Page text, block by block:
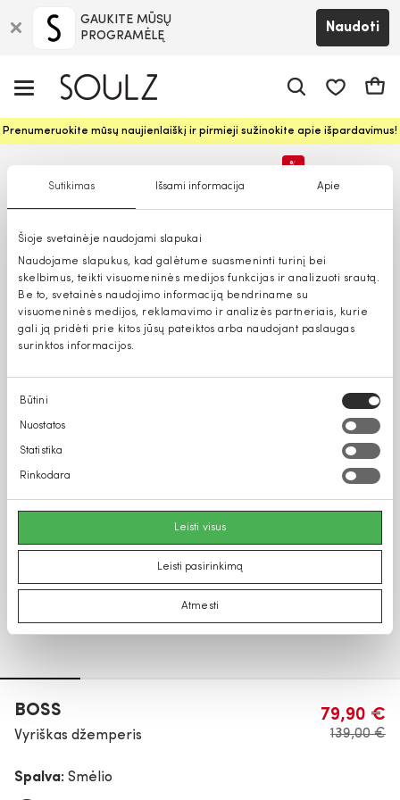
Sutikimas Išsami informacija Apie
Šioje svetainėje naudojami slapukai
Naudojame slapukus, kad galėtume suasmeninti turinį bei
skelbimus, teikti visuomeninės medijos funkcijas ir analizuoti srautą.
Be to, svetainės naudojimo informaciją bendriname su
visuomeninės medijos, reklamavimo ir analizės partneriais, kurie
gali ją pridėti prie kitos jūsų pateiktos arba naudojant paslaugas
surinktos informacijos.
Sutikimo
pasirinkimas
Būtini
Nuostatos
Statistika
Rinkodara
Leisti visus
Leisti pasirinkimą
Atmesti
GAUKITE MŪSŲ
PROGRAMĖLĘ
Naudoti
Prenumeruokite mūsų naujienlaiškį ir pirmieji sužinokite apie išpardavimus!
%
Tik parduotuvėse
BOSS
Vyriškas džemperis
79,90 €
139,00 €
Spalva: Smėlio